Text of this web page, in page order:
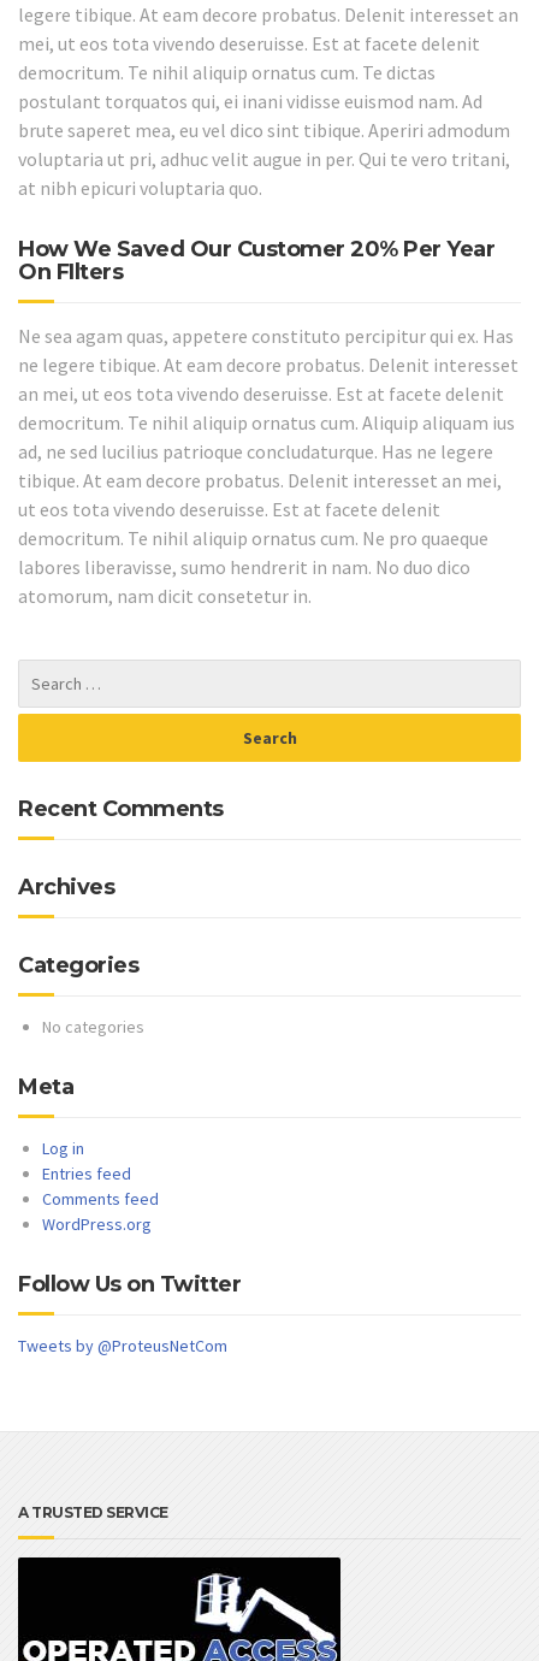
legere tibique. At eam decore probatus. Delenit interesset an
mei, ut eos tota vivendo deseruisse. Est at facete delenit
democritum. Te nihil aliquip ornatus cum. Te dictas
postulant torquatos qui, ei inani vidisse euismod nam. Ad
brute saperet mea, eu vel dico sint tibique. Aperiri admodum
voluptaria ut pri, adhuc velit augue in per. Qui te vero tritani,
at nibh epicuri voluptaria quo.
How We Saved Our Customer 20% Per Year
On FIlters
Ne sea agam quas, appetere constituto percipitur qui ex. Has
ne legere tibique. At eam decore probatus. Delenit interesset
an mei, ut eos tota vivendo deseruisse. Est at facete delenit
democritum. Te nihil aliquip ornatus cum. Aliquip aliquam ius
ad, ne sed lucilius patrioque concludaturque. Has ne legere
tibique. At eam decore probatus. Delenit interesset an mei,
ut eos tota vivendo deseruisse. Est at facete delenit
democritum. Te nihil aliquip ornatus cum. Ne pro quaeque
labores liberavisse, sumo hendrerit in nam. No duo dico
atomorum, nam dicit consetetur in.
Recent Comments
Archives
Categories
No categories
Meta
Log in
Entries feed
Comments feed
WordPress.org
Follow Us on Twitter
Tweets by @ProteusNetCom
A TRUSTED SERVICE